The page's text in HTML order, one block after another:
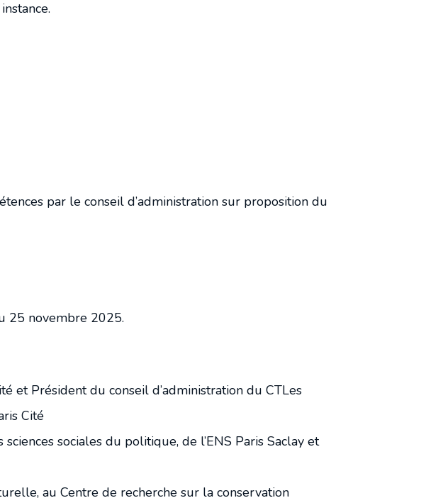
par le conseil d’administration sur proposition du
25 novembre 2025.
et Président du conseil d’administration du CTLes
Cité
sociales du politique, de l’ENS Paris Saclay et
au Centre de recherche sur la conservation